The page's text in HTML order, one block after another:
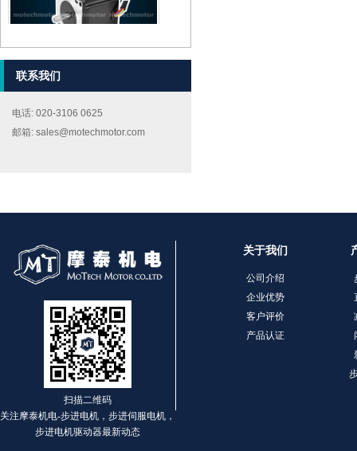
MT-2303HS280AW
MT-1703HS168A
联系我们
电话: 020-3106 0625
邮箱: sales@motechmotor.com
扫描二维码
关注摩泰机电-步进电机，步进伺服电机，
步进电机驱动器最新动态
关于我们
公司介绍
企业优势
客户评价
产品认证